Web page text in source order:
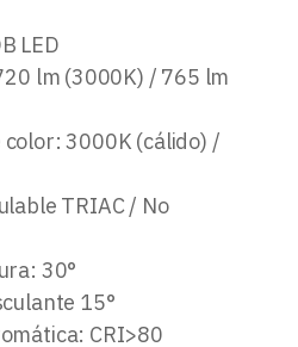
LED
lm (3000K) / 765 lm
3000K (cálido) /
TRIAC / No
30°
15°
CRI>80